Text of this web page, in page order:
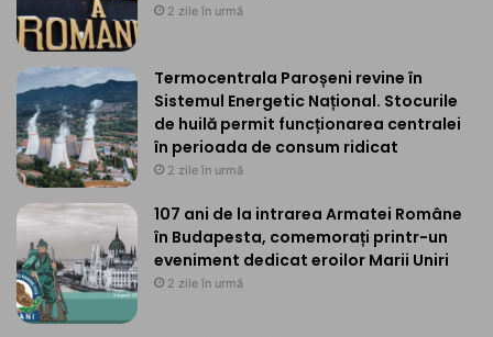
2 zile în urmă
Termocentrala Paroșeni revine în
Sistemul Energetic Național. Stocurile
de huilă permit funcționarea centralei
în perioada de consum ridicat
2 zile în urmă
107 ani de la intrarea Armatei Române
în Budapesta, comemorați printr-un
eveniment dedicat eroilor Marii Uniri
2 zile în urmă